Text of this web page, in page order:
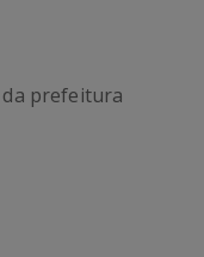
da prefeitura